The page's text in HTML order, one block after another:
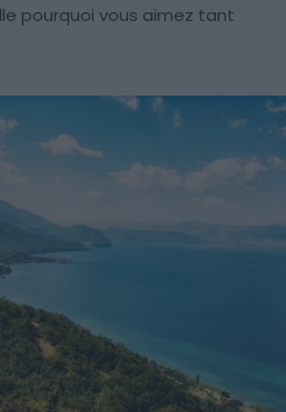
pourquoi vous aimez tant